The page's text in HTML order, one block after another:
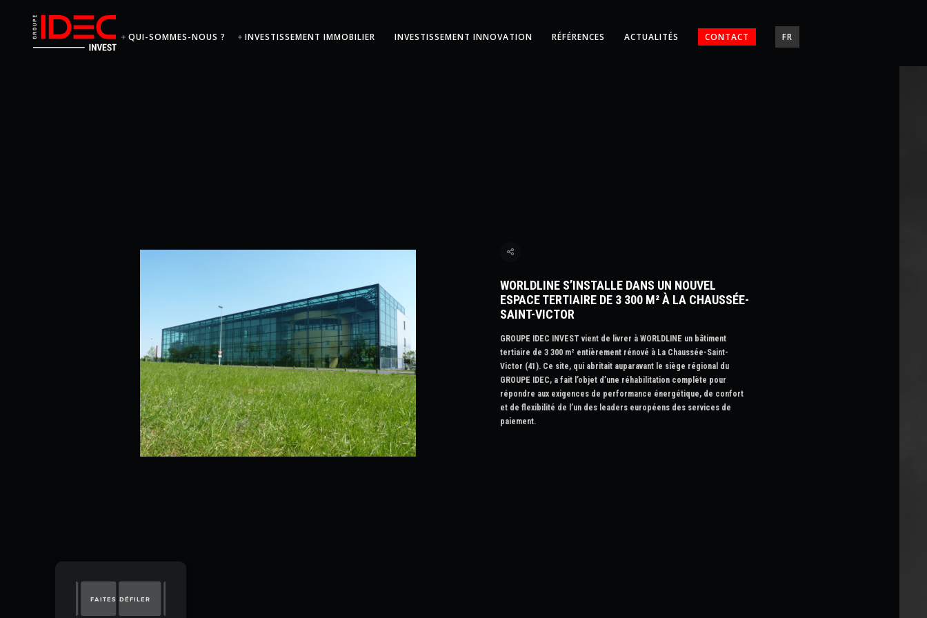
QUI-SOMMES-NOUS ? INVESTISSEMENT IMMOBILIER INVESTISSEMENT INNOVATION RÉFÉRENCES ACTUALITÉS CONTACT FR
WORLDLINE S’INSTALLE DANS UN NOUVEL
ESPACE TERTIAIRE DE 3 300 M² À LA CHAUSSÉE-
SAINT-VICTOR
GROUPE IDEC INVEST vient de livrer à WORLDLINE un bâtiment
tertiaire de 3 300 m² entièrement rénové à La Chaussée-Saint-
Victor (41). Ce site, qui abritait auparavant le siège régional du
GROUPE IDEC, a fait l’objet d’une réhabilitation complète pour
répondre aux exigences de performance énergétique, de confort
et de flexibilité de l’un des leaders européens des services de
paiement.
FAITES DÉFILER